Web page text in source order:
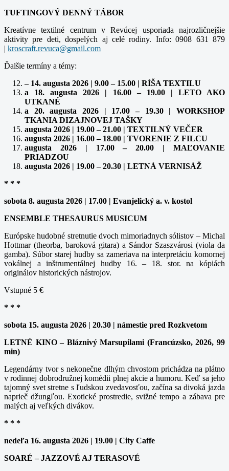
TUFTINGOVÝ DENNÝ TÁBOR
Kreatívne textilné centrum v Revúcej usporiada najrozličnejšie
aktivity pre deti, dospelých aj celé rodiny. Info: 0908 631 879
|
Ďalšie termíny a témy:
– 14. augusta 2026 | 9.00 – 15.00 | RÍŠA TEXTILU
a 18. augusta 2026 | 16.00 – 19.00 | LETO AKO
UTKANÉ
a 20. augusta 2026 | 17.00 – 19.30 | WORKSHOP
TKANIA DIZAJNOVEJ TAŠKY
augusta 2026 | 19.00 – 21.00 | TEXTILNÝ VEČER
augusta 2026 | 16.00 – 18.00 | TVORENIE Z FILCU
augusta 2026 | 17.00 – 20.00 | MAĽOVANIE
PRIADZOU
augusta 2026 | 19.00 – 20.30 | LETNÁ VERNISÁŽ
* * *
sobota 8. augusta 2026 | 17.00 | Evanjelický a. v. kostol
ENSEMBLE THESAURUS MUSICUM
Európske hudobné stretnutie dvoch mimoriadnych sólistov – Michal
Hottmar (theorba, baroková gitara) a Sándor Szaszvárosi (viola da
gamba). Súbor starej hudby sa zameriava na interpretáciu komornej
vokálnej a inštrumentálnej hudby 16. – 18. stor. na kópiách
originálov historických nástrojov.
Vstupné 5 €
* * *
sobota 15. augusta 2026 | 20.30 | námestie pred Rozkvetom
LETNÉ KINO – Bláznivý Marsupilami (Francúzsko, 2026, 99
min)
Legendárny tvor s nekonečne dlhým chvostom prichádza na plátno
v rodinnej dobrodružnej komédii plnej akcie a humoru. Keď sa jeho
tajomný svet stretne s ľudskou zvedavosťou, začína sa divoká jazda
naprieč džungľou. Exotické prostredie, svižné tempo a zábava pre
malých aj veľkých divákov.
* * *
nedeľa 16. augusta 2026 | 19.00 | City Caffe
SOARÉ – JAZZOVÉ AJ TERASOVÉ